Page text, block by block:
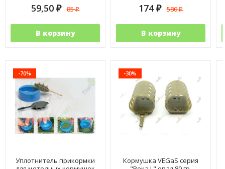
59,50 ₽ 85₽
В корзину
174 ₽ 580₽
В корзину
-70%
Уплотнитель прикормки
-30%
Кормушка VEGaS серия